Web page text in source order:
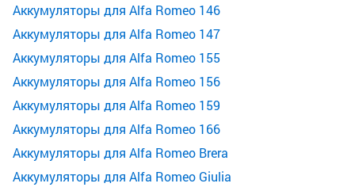
Аккумуляторы для Alfa Romeo 146
Аккумуляторы для Alfa Romeo 147
Аккумуляторы для Alfa Romeo 155
Аккумуляторы для Alfa Romeo 156
Аккумуляторы для Alfa Romeo 159
Аккумуляторы для Alfa Romeo 166
Аккумуляторы для Alfa Romeo Brera
Аккумуляторы для Alfa Romeo Giulia